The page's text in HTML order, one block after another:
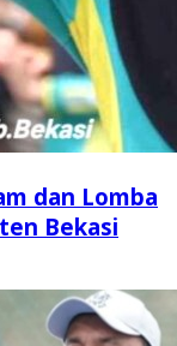
dan Lomba
Bekasi